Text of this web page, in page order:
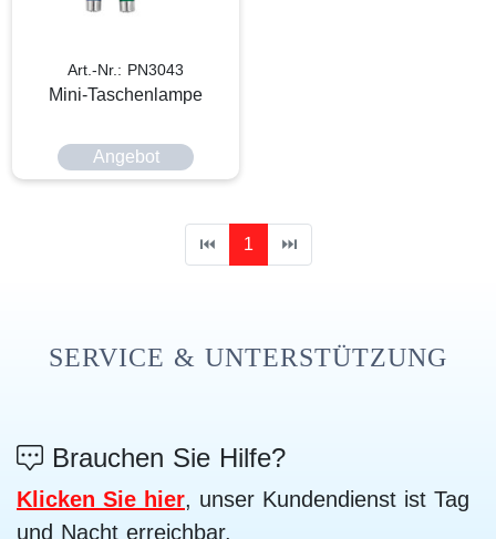
Art.-Nr.: PN3043
Mini-Taschenlampe
Angebot
⏮ 1 ⏭
SERVICE & UNTERSTÜTZUNG
Brauchen Sie Hilfe?
Klicken Sie hier, unser Kundendienst ist Tag
und Nacht erreichbar.